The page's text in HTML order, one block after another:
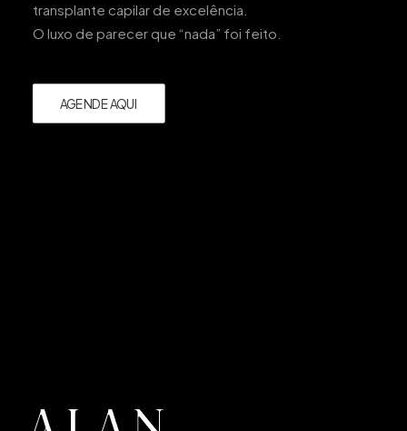
transplante capilar de excelência.
O luxo de parecer que “nada” foi feito.
AGENDE AQUI